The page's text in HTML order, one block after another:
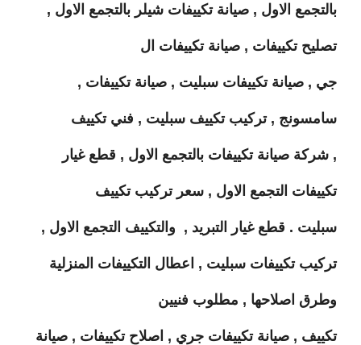
بالتجمع الاول , صيانة تكييفات شيلر بالتجمع الاول ,
تصليح تكييفات , صيانة تكييفات ال
جي , صيانة تكييفات سبليت , صيانة تكييفات ,
سامسونج , تركيب تكييف سبليت , فني تكييف
, شركة صيانة تكييفات بالتجمع الاول , قطع غيار
تكييفات التجمع الاول , سعر تركيب تكييف
سبليت . قطع غيار التبريد , والتكييف التجمع الاول ,
تركيب تكييفات سبليت , اعطال التكييفات المنزلية
وطرق اصلاحها , مطلوب فنيين
تكييف , صيانة تكييفات جري , اصلاح تكييفات , صيانة